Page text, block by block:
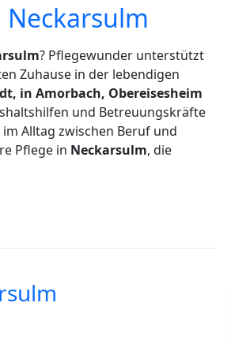
? Pflegewunder unterstützt
Zuhause in der lebendigen
in Amorbach, Obereisesheim
und Betreuungskräfte
Alltag zwischen Beruf und
Pflege in Neckarsulm, die